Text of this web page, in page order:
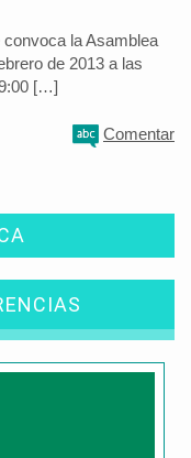
la Asamblea
de 2013 a las
[…]
Comentar